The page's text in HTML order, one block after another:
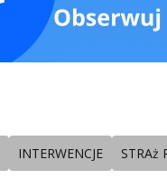
INTERWENCJE STRAż